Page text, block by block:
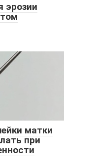
эрозии
матки
при